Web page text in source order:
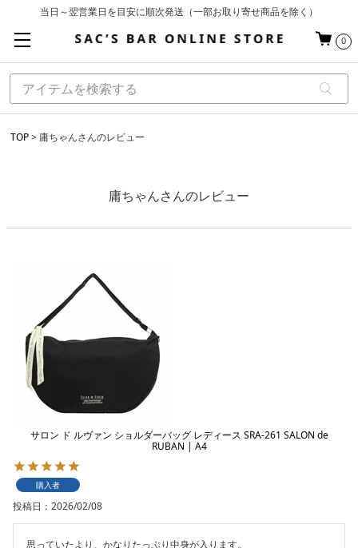
当日～翌営業日を目安に順次発送（一部お取り寄せ商品を除く）
基本配送料 ¥550(沖縄・離島を除く)
0
TOP 庸ちゃんさんのレビュー
庸ちゃんさんのレビュー
サロン ド ルヴァン ショルダーバッグ レディース SRA-261 SALON de
RUBAN | A4
購入者
投稿日 2026/02/08
思っていたより、かなりたっぷり中身が入ります。